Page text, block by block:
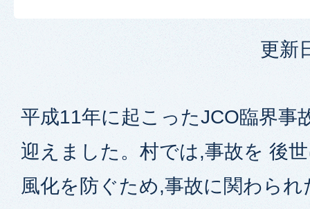
更新
平成11年に起こったJCO臨界事
迎えました。村では,事故を 後
風化を防ぐため,事故に関わら